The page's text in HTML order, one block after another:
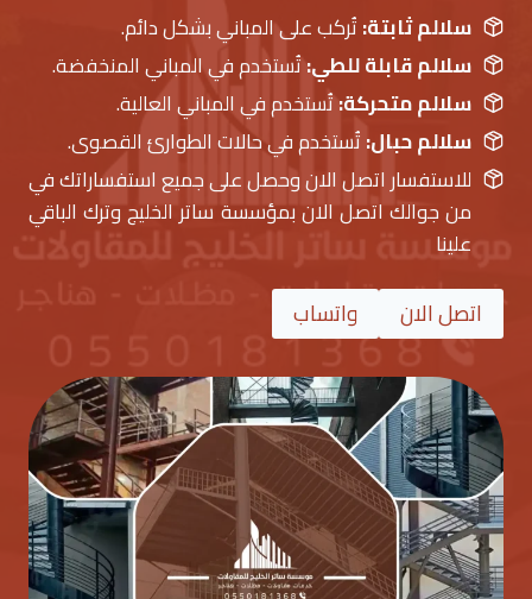
سلالم ثابتة:تُركب على المباني بشكل دائم.
سلالم قابلة للطي:تُستخدم في المباني المنخفضة.
سلالم متحركة:تُستخدم في المباني العالية.
سلالم حبال:تُستخدم في حالات الطوارئ القصوى.
للاستفسار اتصل الان وحصل على جميع استفساراتك في
من جوالك اتصل الان بمؤسسة ساتر الخليج وترك الباقي
علينا
اتصل الان واتساب